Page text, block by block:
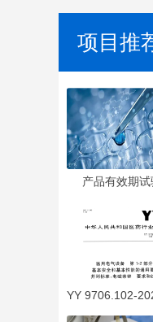
项目推
产品有效期试
YY 9706.102-